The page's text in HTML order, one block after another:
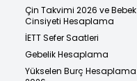
Çin Takvimi 2026 ve Bebek
Cinsiyeti Hesaplama
İETT Sefer Saatleri
Gebelik Hesaplama
Yükselen Burç Hesaplama